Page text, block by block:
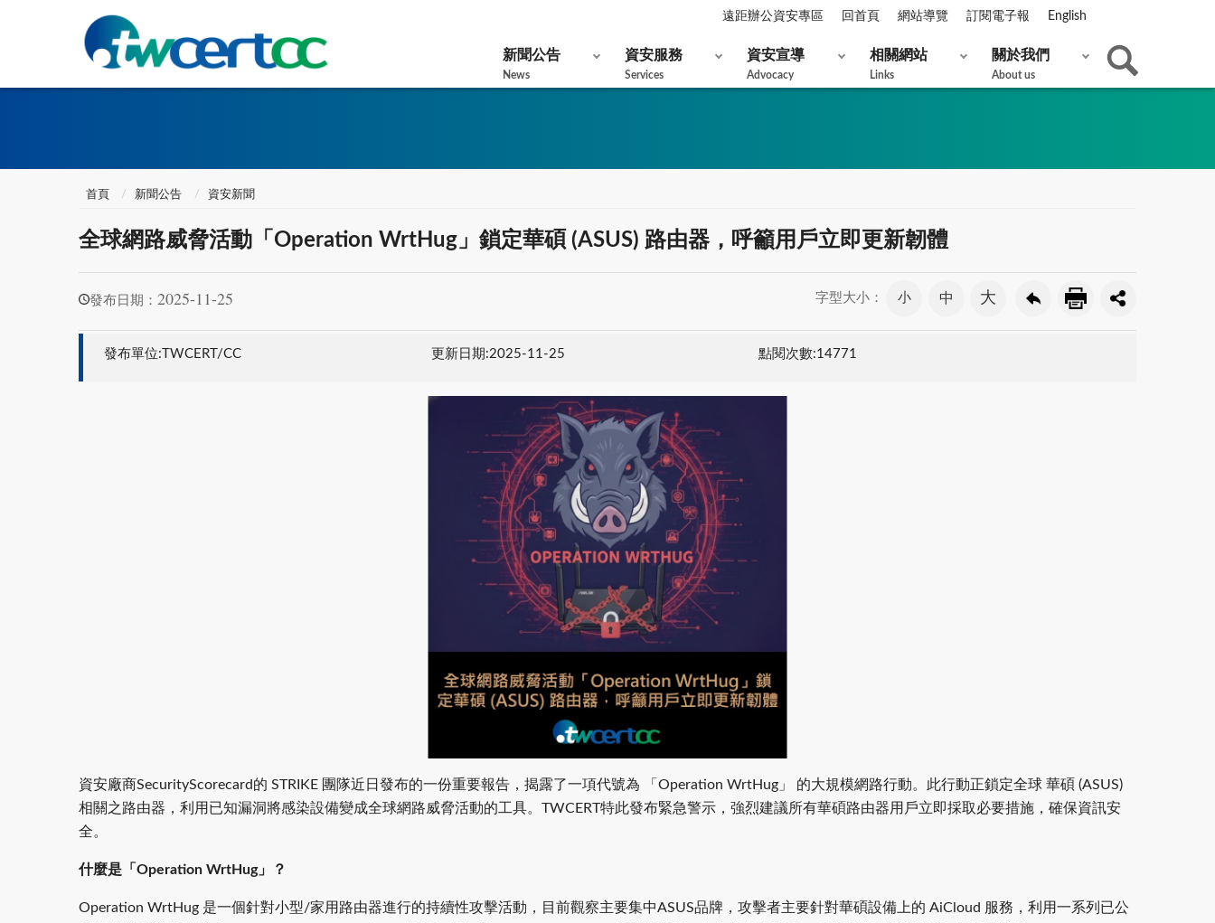
遠距辦公資安專區 回首頁 網站導覽 訂閱電子報 English
新聞公告
News
資安服務
Services
資安宣導
Advocacy
相關網站
Links
關於我們
About us
首頁 新聞公告 資安新聞
全球網路威脅活動「Operation WrtHug」鎖定華碩 (ASUS) 路由器，呼籲用戶立即更新韌體
發布日期： 2025-11-25 字型大小： 小 中 大
發布單位:TWCERT/CC 更新日期:2025-11-25 點閱次數:14771
資安廠商SecurityScorecard的 STRIKE 團隊近日發布的一份重要報告，揭露了一項代號為 「Operation WrtHug」 的大規模網路行動。此行動正鎖定全球 華碩 (ASUS)
相關之路由器，利用已知漏洞將感染設備變成全球網路威脅活動的工具。TWCERT特此發布緊急警示，強烈建議所有華碩路由器用戶立即採取必要措施，確保資訊安
全。
什麼是「Operation WrtHug」？
Operation WrtHug 是一個針對小型/家用路由器進行的持續性攻擊活動，目前觀察主要集中ASUS品牌，攻擊者主要針對華碩設備上的 AiCloud 服務，利用一系列已公